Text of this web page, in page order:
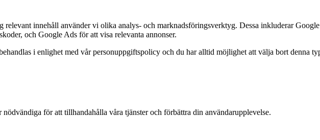
relevant innehåll använder vi olika analys- och marknadsföringsverktyg. Dessa inkluderar
och Google Ads för att visa relevanta annonser.
i enlighet med vår personuppgiftspolicy och du har alltid möjlighet att välja bort denna
för att tillhandahålla våra tjänster och förbättra din användarupplevelse.